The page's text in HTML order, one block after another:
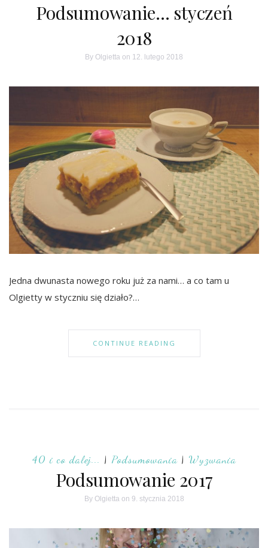
Podsumowanie… styczeń
2018
By Olgietta on 12. lutego 2018
Jedna dwunasta nowego roku już za nami… a co tam u
Olgietty w styczniu się działo?…
CONTINUE READING
40 i co dalej... | Podsumowania| Wyzwania
Podsumowanie 2017
By Olgiettaon 9. stycznia 2018